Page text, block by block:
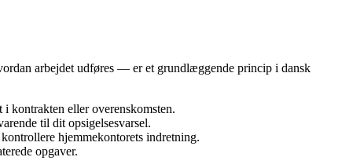
arbejdet udføres — er et grundlæggende princip i dansk
kontrakten eller overenskomsten.
til dit opsigelsesvarsel.
hjemmekontorets indretning.
opgaver.